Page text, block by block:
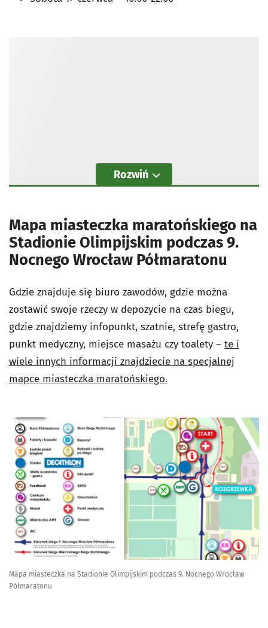
Rozwiń
Mapa miasteczka maratońskiego na
Stadionie Olimpijskim podczas 9.
Nocnego Wrocław Półmaratonu
Gdzie znajduje się biuro zawodów, gdzie można
zostawić swoje rzeczy w depozycie na czas biegu,
gdzie znajdziemy infopunkt, szatnie, strefę gastro,
punkt medyczny, miejsce masażu czy toalety – te i
wiele innych informacji znajdziecie na specjalnej
mapce miasteczka maratońskiego.
Mapa miasteczka na Stadionie Olimpijskim podczas 9. Nocnego Wrocław
Półmaratonu